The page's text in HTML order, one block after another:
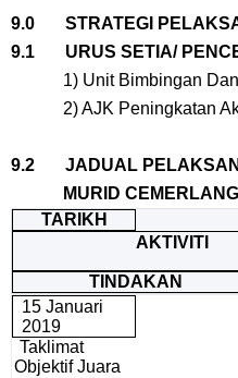
9.0 STRATEGI
9.1 URUS SETIA/
1) Unit Bimbingan
2) AJK Peningkatan
9.2 JADUAL
MURID CEMERLANG
TARIKH
AKTIVITI
TINDAKAN
15 Januari
2019
Taklimat
Objektif Juara